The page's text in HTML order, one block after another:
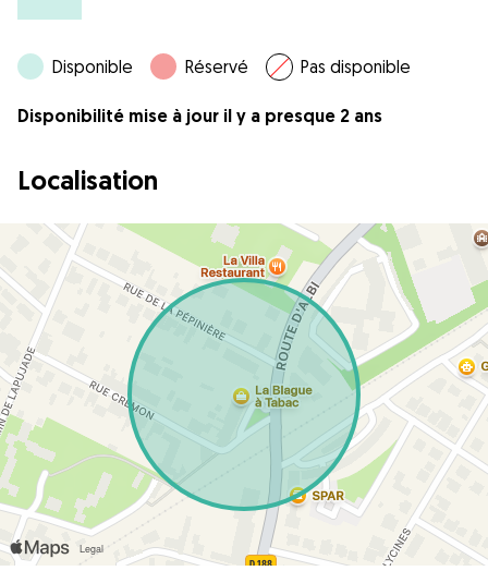
Disponible Réservé Pas disponible
Disponibilité mise à jour il y a presque 2 ans
Localisation